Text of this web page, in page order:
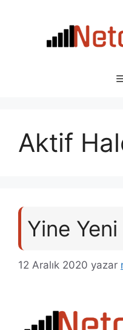
Aktif
Yine
12 Aralık 2020 yazar